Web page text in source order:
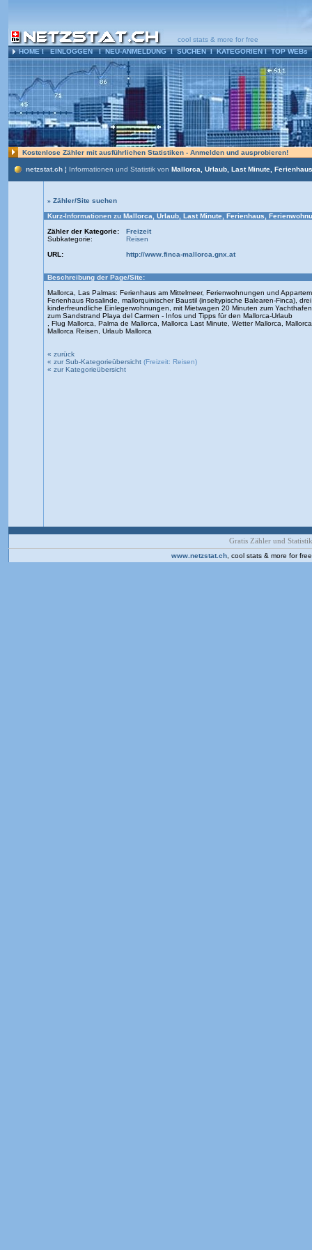
cool stats & more for free
HOME l EINLOGGEN l NEU-ANMELDUNG l SUCHEN lKATEGORIEN lTOP WEBs
Kostenlose Zähler mit ausführlichen Statistiken - Anmelden und ausprobieren!
netzstat.ch ¦ Informationen und Statistik von Mallorca, Urlaub, Last Minute,
» Zähler/Site suchen
Kurz-Informationen zu Mallorca, Urlaub, Last Minute, Ferienhaus,
Zähler der Kategorie:
Freizeit
Subkategorie:
Reisen
URL:
http://www.finca-mallorca.gnx.at
Beschreibung der Page/Site:
Mallorca, Las Palmas: Ferienhaus am Mittelmeer, Ferienwohnungen und
Ferienhaus Rosalinde, mallorquinischer Baustil (inseltypische Balearen-Finca),
kinderfreundliche Einlegerwohnungen, mit Mietwagen 20 Minuten zum
zum Sandstrand Playa del Carmen - Infos und Tipps für den Mallorca-Urlaub
, Flug Mallorca, Palma de Mallorca, Mallorca Last Minute, Wetter Mallorca,
Mallorca Reisen, Urlaub Mallorca
« zurück
« zur Sub-Kategorieübersicht (Freizeit: Reisen)
« zur Kategorieübersicht
Gratis Zähler und
www.netzstat.ch , cool stats & more for